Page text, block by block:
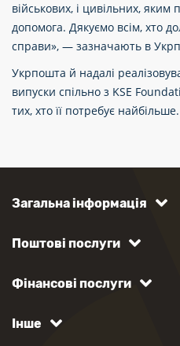
військових, і цивільних, яким
допомога. Дякуємо всім, хто
справи», — зазначають в
Укрпошта й надалі
випуски спільно з KSE
тих, хто її потребує найбільше.
Загальна інформація
Поштові послуги
Фінансові послуги
Інше